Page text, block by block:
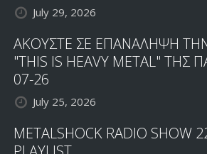
July 29, 2026
ΑΚΟΥΣΤΕ ΣΕ ΕΠΑΝΑΛΗΨΗ
"THIS IS HEAVY METAL" ΤΗΣ
07-26
July 25, 2026
METALSHOCK RADIO SHOW